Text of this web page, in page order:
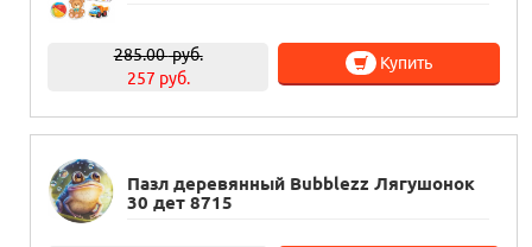
285.00руб.
257 руб.
Купить
Пазл деревянный Bubblezz Лягушонок
30 дет 8715